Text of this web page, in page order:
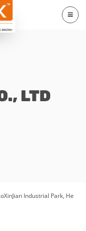
LTD
Industrial Park, He